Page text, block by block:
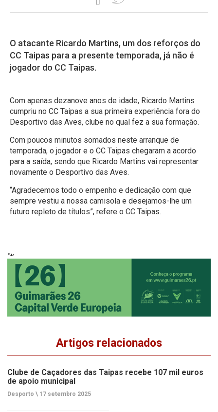
O atacante Ricardo Martins, um dos reforços do
CC Taipas para a presente temporada, já não é
jogador do CC Taipas.
Com apenas dezanove anos de idade, Ricardo Martins
cumpriu no CC Taipas a sua primeira experiência fora do
Desportivo das Aves, clube no qual fez a sua formação.
Com poucos minutos somados neste arranque de
temporada, o jogador e o CC Taipas chegaram a acordo
para a saída, sendo que Ricardo Martins vai representar
novamente o Desportivo das Aves.
“Agradecemos todo o empenho e dedicação com que
sempre vestiu a nossa camisola e desejamos-lhe um
futuro repleto de títulos”, refere o CC Taipas.
Pub
Artigos relacionados
Clube de Caçadores das Taipas recebe 107 mil euros
de apoio municipal
Desporto \ 17 setembro 2025